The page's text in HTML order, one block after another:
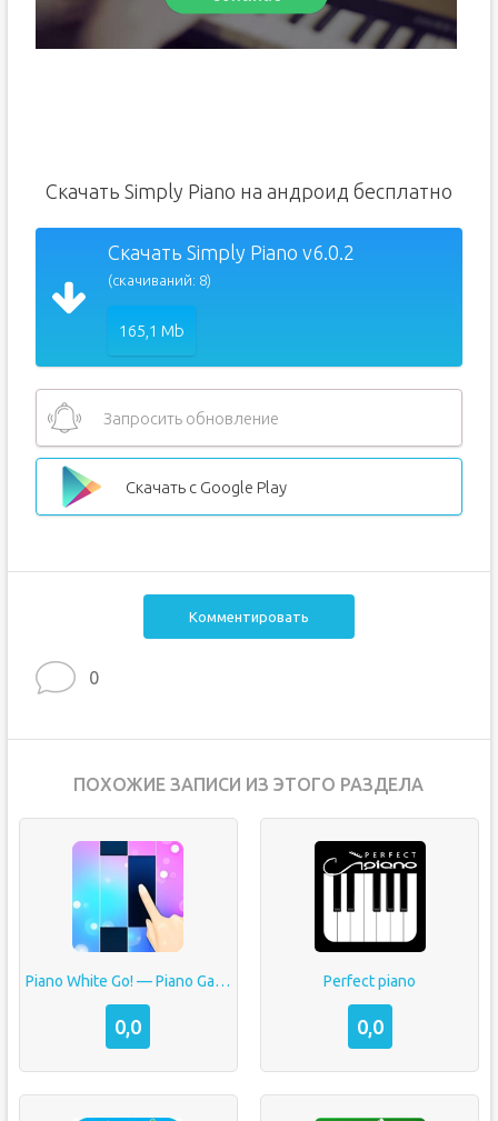
Скачать Simply Piano на андроид бесплатно
Скачать Simply Piano v6.0.2
(скачиваний: 8)
165,1 Mb
Запросить обновление
Скачать с Google Play
Комментировать
0
ПОХОЖИЕ ЗАПИСИ ИЗ ЭТОГО РАЗДЕЛА
Piano White Go! — Piano Games Tiles
0,0
Perfect piano
0,0